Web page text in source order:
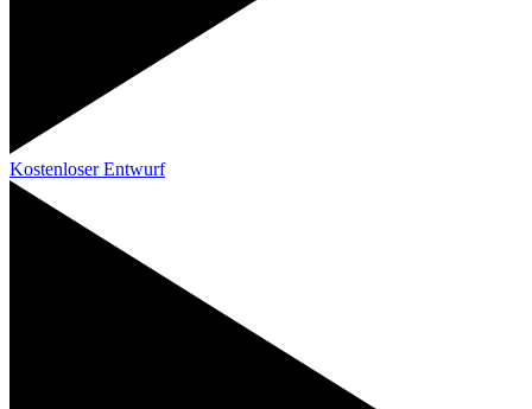
Kostenloser Entwurf